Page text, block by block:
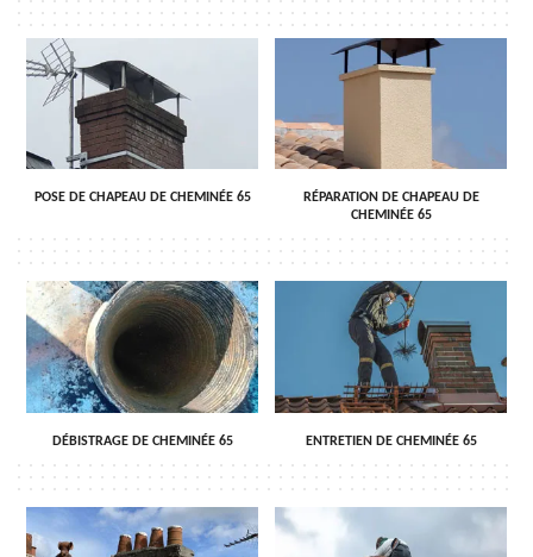
POSE DE CHAPEAU DE CHEMINÉE 65
RÉPARATION DE CHAPEAU DE
CHEMINÉE 65
DÉBISTRAGE DE CHEMINÉE 65 ENTRETIEN DE CHEMINÉE 65